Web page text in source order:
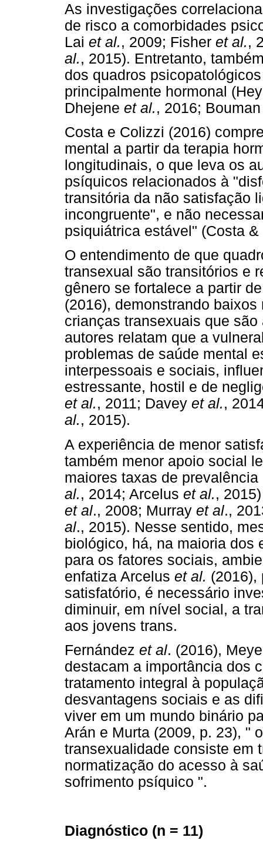
As investigações
de risco a comorbidades
Lai et al., 2009; Fisher et al.,
al., 2015). Entretanto,
dos quadros
principalmente hormonal
Dhejene et al., 2016;
Costa e Colizzi (2016)
mental a partir da terapia
longitudinais, o que leva os
psíquicos relacionados à
transitória da não satisfação
incongruente", e não
psiquiátrica estável" (Costa
O entendimento de que
transexual são transitórios e
gênero se fortalece a partir
(2016), demonstrando
crianças transexuais que
autores relatam que a
problemas de saúde mental
interpessoais e sociais,
estressante, hostil e de
et al., 2011; Davey et al.,
al., 2015).
A experiência de menor
também menor apoio social
maiores taxas de
al., 2014; Arcelus et al.,
et al., 2008; Murray et al.,
al., 2015). Nesse sentido,
biológico, há, na maioria dos
para os fatores sociais,
enfatiza Arcelus et al. (2016),
satisfatório, é necessário
diminuir, em nível social, a
aos jovens trans.
Fernández et al. (2016),
destacam a importância dos
tratamento integral à
desvantagens sociais e as
viver em um mundo binário
Arán e Murta (2009, p. 23), "
transexualidade consiste em
normatização do acesso à
sofrimento psíquico ".
Diagnóstico (n = 11)